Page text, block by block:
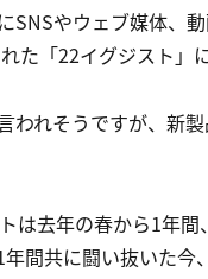
SNSやウェブ媒体、
た「22イグジスト」
われそうですが、新
は去年の春から1年
間共に闘い抜いた今